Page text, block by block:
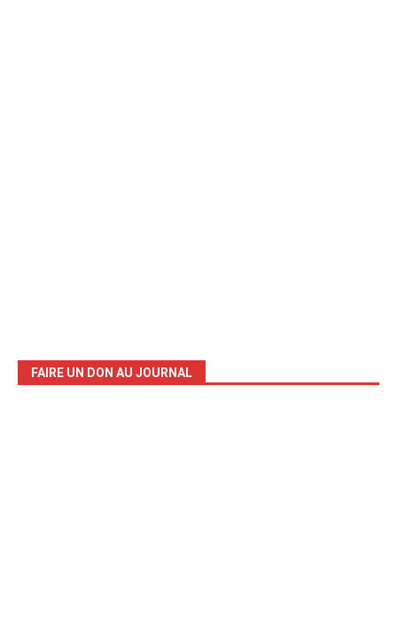
FAIRE UN DON AU JOURNAL